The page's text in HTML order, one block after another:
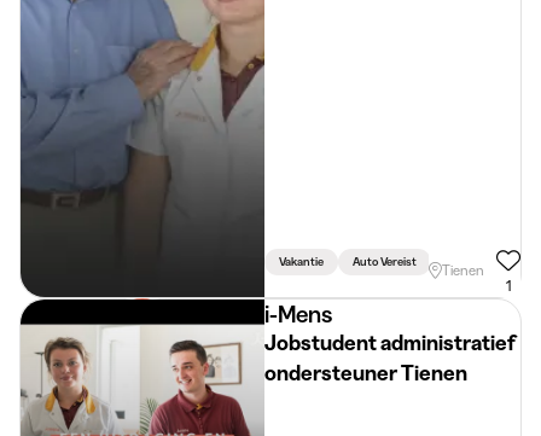
Vakantie Auto Vereist
Tienen
1
i-Mens
Jobstudent administratief
ondersteuner Tienen